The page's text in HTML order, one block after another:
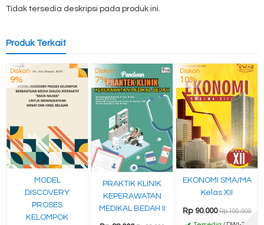
Tidak tersedia deskripsi pada produk ini.
Produk Terkait
Diskon
9%
MODEL
DISCOVERY
PROSES
KELOMPOK
Diskon
7%
PRAKTIK KLINIK
KEPERAWATAN
MEDIKAL BEDAH II
Diskon
10%
EKONOMI SMA/MA
Kelas XII
Rp 90.000 Rp 100.000